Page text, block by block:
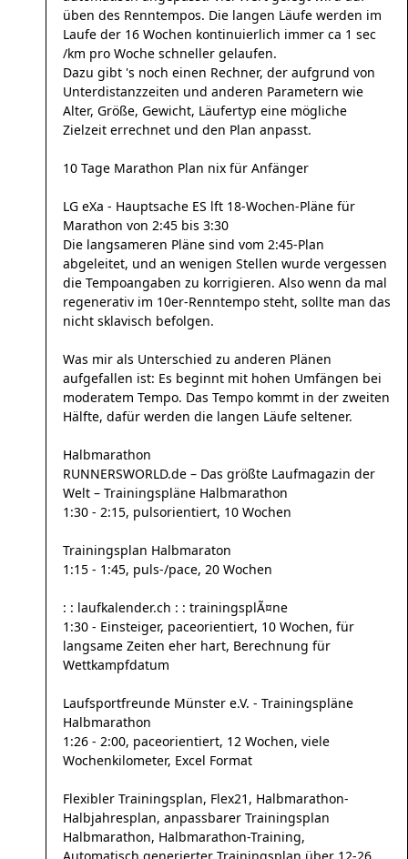
üben des Renntempos. Die langen Läufe werden im
Laufe der 16 Wochen kontinuierlich immer ca 1 sec
/km pro Woche schneller gelaufen.
Dazu gibt 's noch einen Rechner, der aufgrund von
Unterdistanzzeiten und anderen Parametern wie
Alter, Größe, Gewicht, Läufertyp eine mögliche
Zielzeit errechnet und den Plan anpasst.
10 Tage Marathon Plan nix für Anfänger
LG eXa - Hauptsache ES lft 18-Wochen-Pläne für
Marathon von 2:45 bis 3:30
Die langsameren Pläne sind vom 2:45-Plan
abgeleitet, und an wenigen Stellen wurde vergessen
die Tempoangaben zu korrigieren. Also wenn da mal
regenerativ im 10er-Renntempo steht, sollte man das
nicht sklavisch befolgen.
Was mir als Unterschied zu anderen Plänen
aufgefallen ist: Es beginnt mit hohen Umfängen bei
moderatem Tempo. Das Tempo kommt in der zweiten
Hälfte, dafür werden die langen Läufe seltener.
Halbmarathon
RUNNERSWORLD.de – Das größte Laufmagazin der
Welt – Trainingspläne Halbmarathon
1:30 - 2:15, pulsorientiert, 10 Wochen
Trainingsplan Halbmaraton
1:15 - 1:45, puls-/pace, 20 Wochen
: : laufkalender.ch : : trainingsplÃ¤ne
1:30 - Einsteiger, paceorientiert, 10 Wochen, für
langsame Zeiten eher hart, Berechnung für
Wettkampfdatum
Laufsportfreunde Münster e.V. - Trainingspläne
Halbmarathon
1:26 - 2:00, paceorientiert, 12 Wochen, viele
Wochenkilometer, Excel Format
Flexibler Trainingsplan, Flex21, Halbmarathon-
Halbjahresplan, anpassbarer Trainingsplan
Halbmarathon, Halbmarathon-Training,